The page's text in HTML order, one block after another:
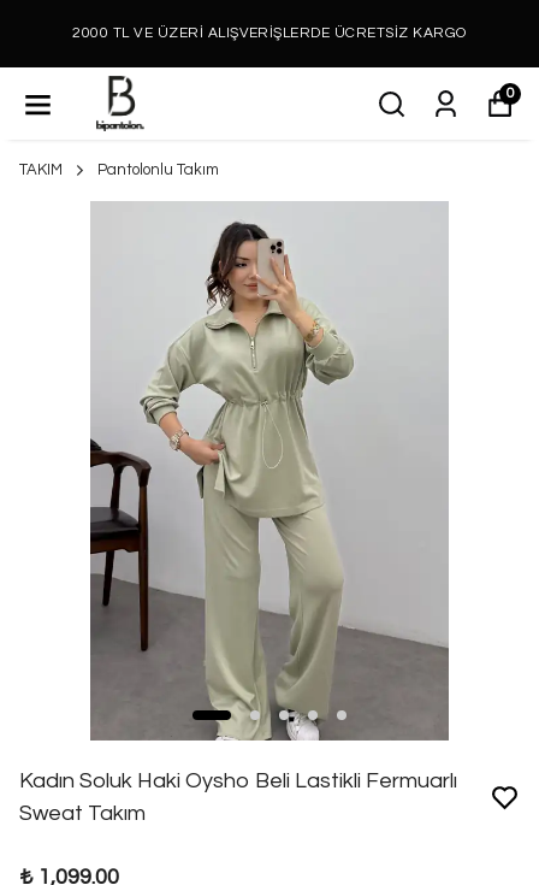
2000 TL VE ÜZERİ ALIŞVERİŞLERDE ÜCRETSİZ KARGO
0
TAKIM Pantolonlu Takım
Kadın Soluk Haki Oysho Beli Lastikli Fermuarlı
Sweat Takım
₺ 1,099.00